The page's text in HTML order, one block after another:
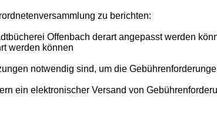
zu berichten:
Offenbach derart angepasst werden
werden können
notwendig sind, um die
ein elektronischer Versand von